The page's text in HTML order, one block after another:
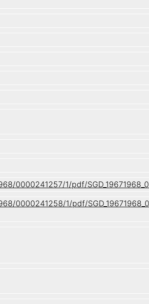
0000241257/1/pdf/
0000241258/1/pdf/